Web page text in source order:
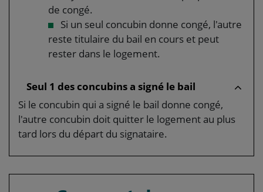
de congé.
Si un seul concubin donne congé, l'autre
reste titulaire du bail en cours et peut
rester dans le logement.
Seul 1 des concubins a signé le bail
Si le concubin qui a signé le bail donne congé,
l'autre concubin doit quitter le logement au plus
tard lors du départ du signataire.